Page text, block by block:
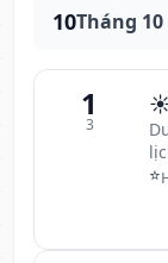
10Tháng 10
1
3
⭐